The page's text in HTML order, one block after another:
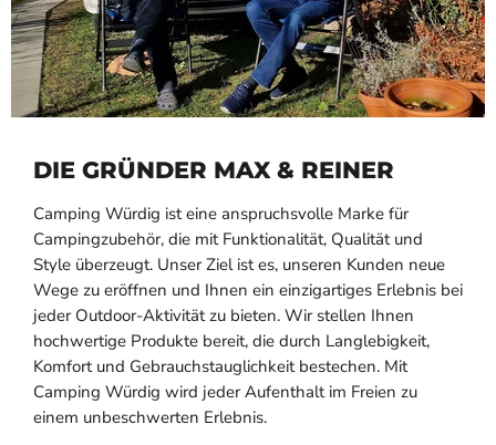
DIE GRÜNDER MAX & REINER
Camping Würdig ist eine anspruchsvolle Marke für
Campingzubehör, die mit Funktionalität, Qualität und
Style überzeugt. Unser Ziel ist es, unseren Kunden neue
Wege zu eröffnen und Ihnen ein einzigartiges Erlebnis bei
jeder Outdoor-Aktivität zu bieten. Wir stellen Ihnen
hochwertige Produkte bereit, die durch Langlebigkeit,
Komfort und Gebrauchstauglichkeit bestechen. Mit
Camping Würdig wird jeder Aufenthalt im Freien zu
einem unbeschwerten Erlebnis.